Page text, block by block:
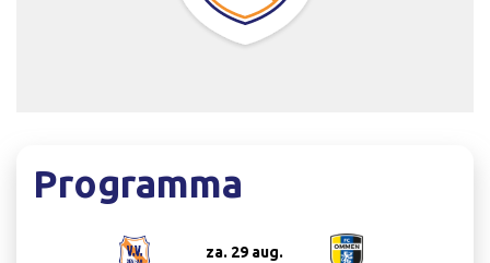
Programma
za. 29 aug.